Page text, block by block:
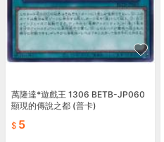
萬隆達*遊戲王 1306 BETB-JP060
顯現的傳說之都 (普卡)
5